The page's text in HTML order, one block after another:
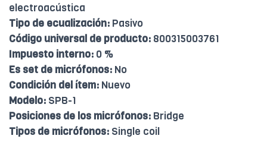
electroacústica
Tipo de ecualización: Pasivo
Código universal de producto: 800315003761
Impuesto interno: 0 %
Es set de micrófonos: No
Condición del ítem: Nuevo
Modelo: SPB-1
Posiciones de los micrófonos: Bridge
Tipos de micrófonos: Single coil